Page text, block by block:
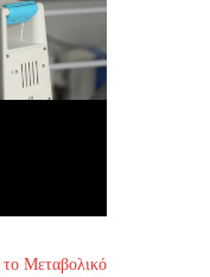
το Μεταβολικό